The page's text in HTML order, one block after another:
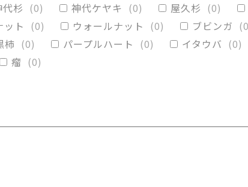
キ ) モンキーポッド (1 楠木 (0)
代杉 (0) 神代ケヤキ (0) 屋久杉 (0)
ット (0) ウォールナット (0) ブビンガ (0
柿 (0) パープルハート (0) イタウバ (0)
瘤 (0)